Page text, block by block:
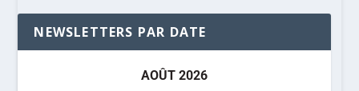
NEWSLETTERS PAR DATE
AOÛT 2026